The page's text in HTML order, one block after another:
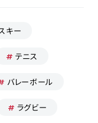
キー
テニス
バレーボール
ラグビー